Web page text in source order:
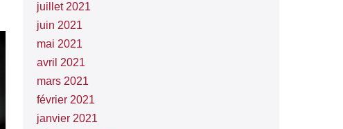
juillet 2021
juin 2021
mai 2021
avril 2021
mars 2021
février 2021
janvier 2021